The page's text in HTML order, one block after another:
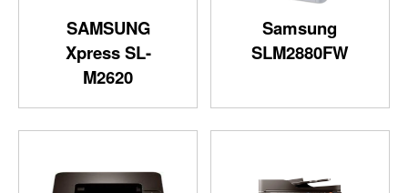
Samsung
SLM2880FW
SAMSUNG
Xpress SL-
M2620